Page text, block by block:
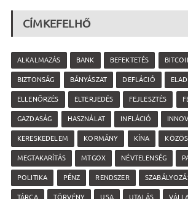
CÍMKEFELHŐ
ALKALMAZÁS BANK BEFEKTETÉS
BIZTONSÁG BÁNYÁSZAT DEFLÁCIÓ
ELLENŐRZÉS ELTERJEDÉS FEJLESZTÉS
GAZDASÁG HASZNÁLAT INFLÁCIÓ
KERESKEDELEM KORMÁNY KÍNA
MEGTAKARÍTÁS MTGOX NÉVTELENSÉG
POLITIKA PÉNZ RENDSZER
TÁRCA TÖRVÉNY USA UTALÁS